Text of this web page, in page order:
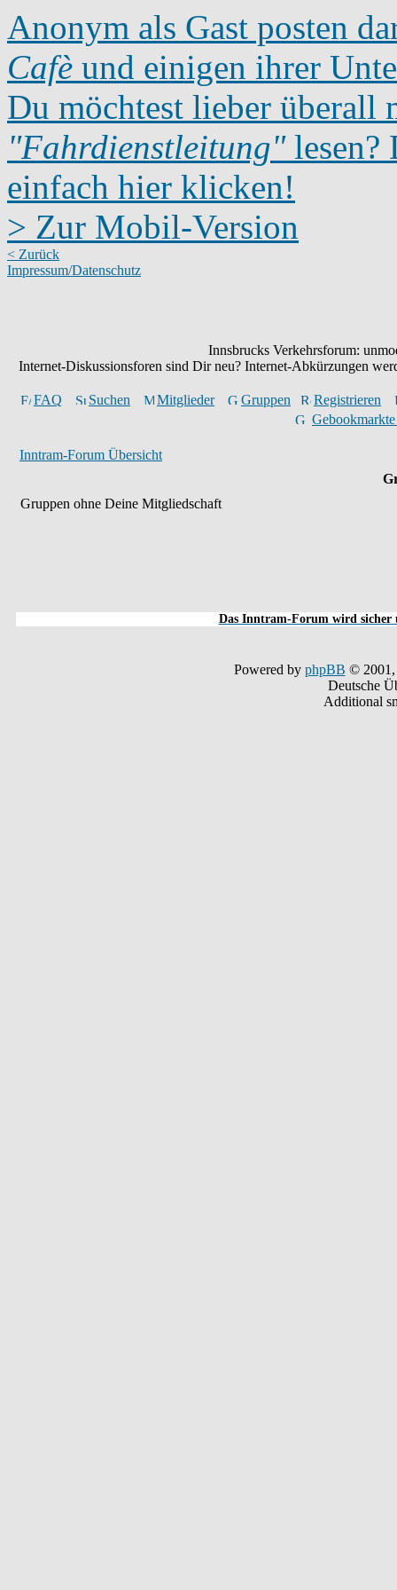
Anonym als Gast posten
Cafè und einigen ihrer
Du möchtest lieber überall
"Fahrdienstleitung"lesen?
einfach hier klicken!
> Zur Mobil-Version
< Zurück
Impressum/Datenschutz
Innsbrucks Verkehrsforum:
Internet-Diskussionsforen sind Dir neu? Internet-Abkürzungen
FAQ Suchen Mitglieder Gruppen
Registrieren
Inntram-Forum Übersicht
Gruppen ohne Deine Mitgliedschaft
Das Inntram-Forum wird sicher
Powered by phpBB © 2001,
Deutsche
Additional